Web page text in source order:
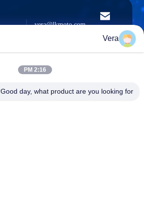
الإلكتروني
vera@lkmoto.com
هاتف
Vera
2:16 PM
Good day, what product are you looking for?